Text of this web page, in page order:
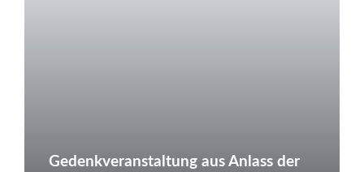
Gedenkveranstaltung aus Anlass der